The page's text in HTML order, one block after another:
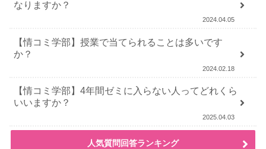
なりますか？
2024.04.05
【情コミ学部】授業で当てられることは多いです
か？
2024.02.18
【情コミ学部】4年間ゼミに入らない人ってどれくら
いいますか？
2025.04.03
人気質問回答ランキング